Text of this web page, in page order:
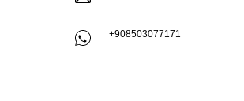
+908503077171